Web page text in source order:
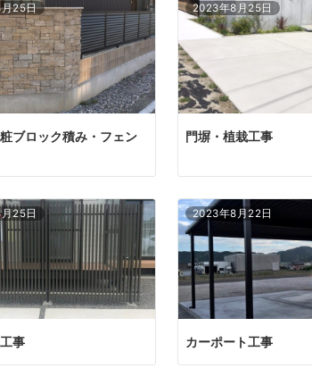
25日
ブロック積み・フェン
2023年8月25日
門塀・植栽工事
25日
事
2023年8月22日
カーポート工事